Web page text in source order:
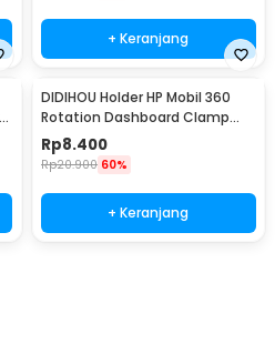
+ Keranjang
DIDIHOU Holder HP Mobil 360
Rotation Dashboard Clamp
Car Phone Holder - YB20-3
Rp8.400
Rp20.900 60%
+ Keranjang